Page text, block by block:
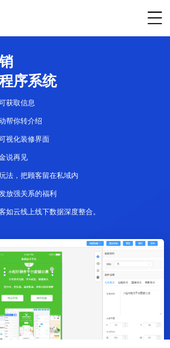
序系统
获取信息
帮你转介绍
视化装修界面
说再见
法，把顾客留在私域内
放强关系的福利
如云线上线下数据深度整合。